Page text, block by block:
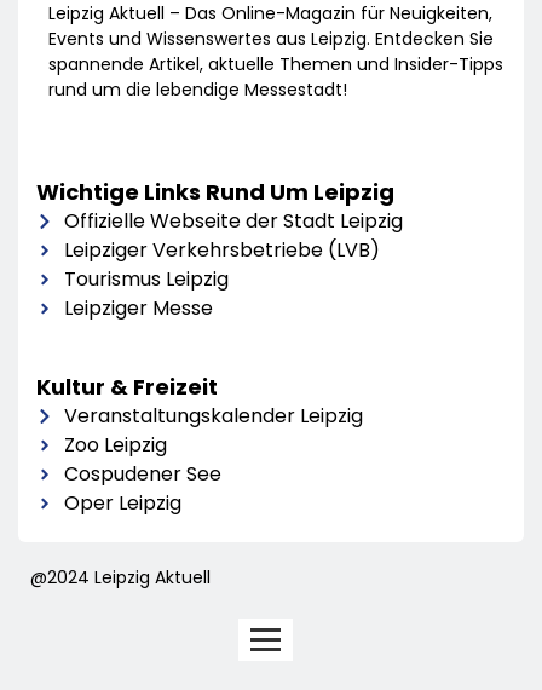
Leipzig Aktuell – Das Online-Magazin für Neuigkeiten,
Events und Wissenswertes aus Leipzig. Entdecken Sie
spannende Artikel, aktuelle Themen und Insider-Tipps
rund um die lebendige Messestadt!
Wichtige Links Rund Um Leipzig
Offizielle Webseite der Stadt Leipzig
Leipziger Verkehrsbetriebe (LVB)
Tourismus Leipzig
Leipziger Messe
Kultur & Freizeit
Veranstaltungskalender Leipzig
Zoo Leipzig
Cospudener See
Oper Leipzig
@2024 Leipzig Aktuell